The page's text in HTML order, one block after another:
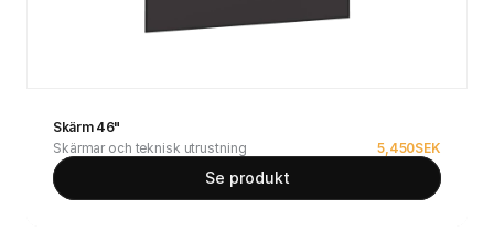
Skärm 46"
Skärmar och teknisk utrustning
5,450SEK
Se produkt